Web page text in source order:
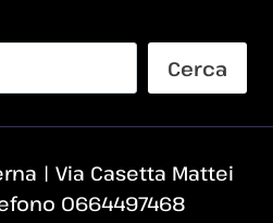
Cerca
| Via Casetta Mattei
0664497468